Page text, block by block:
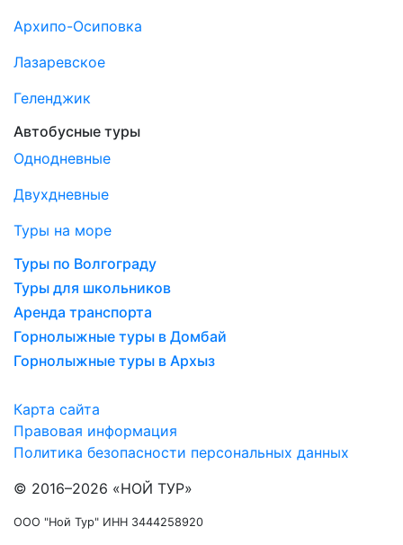
Архипо-Осиповка
Лазаревское
Геленджик
Автобусные туры
Однодневные
Двухдневные
Туры на море
Туры по Волгограду
Туры для школьников
Аренда транспорта
Горнолыжные туры в Домбай
Горнолыжные туры в Архыз
Карта сайта
Правовая информация
Политика безопасности персональных данных
© 2016–2026 «НОЙ ТУР»
ООО "Ной Тур" ИНН 3444258920